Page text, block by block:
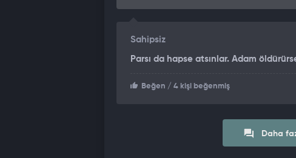
Sahipsiz
Parsı da hapse atsınlar. Adam
Beğen / 4 kişi beğenmiş
Daha